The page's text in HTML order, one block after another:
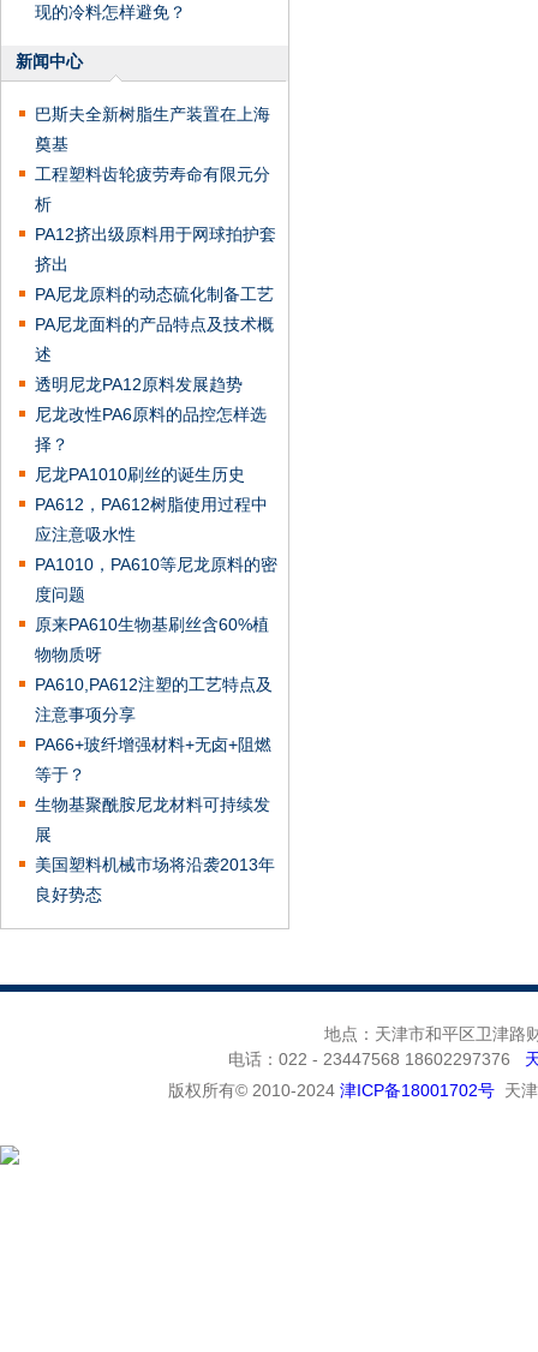
现的冷料怎样避免？
新闻中心
巴斯夫全新树脂生产装置在上海
奠基
工程塑料齿轮疲劳寿命有限元分
析
PA12挤出级原料用于网球拍护套
挤出
PA尼龙原料的动态硫化制备工艺
PA尼龙面料的产品特点及技术概
述
透明尼龙PA12原料发展趋势
尼龙改性PA6原料的品控怎样选
择？
尼龙PA1010刷丝的诞生历史
PA612，PA612树脂使用过程中
应注意吸水性
PA1010，PA610等尼龙原料的密
度问题
原来PA610生物基刷丝含60%植
物物质呀
PA610,PA612注塑的工艺特点及
注意事项分享
PA66+玻纤增强材料+无卤+阻燃
等于？
生物基聚酰胺尼龙材料可持续发
展
美国塑料机械市场将沿袭2013年
良好势态
地点：天津市和平区卫津
电话：022 - 23447568 18602297376
版权所有© 2010-2024 津ICP备18001702号 天